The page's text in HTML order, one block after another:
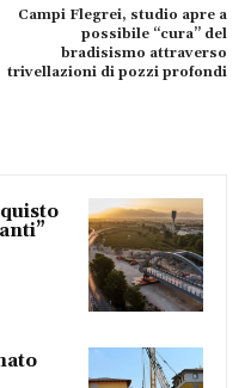
Campi Flegrei, studio apre a
possibile “cura” del
bradisismo attraverso
trivellazioni di pozzi profondi